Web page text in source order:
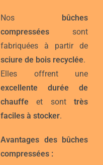
Nos bûches
compressées sont
fabriquées à partir de
sciure de bois recyclée.
Elles offrent une
excellente durée de
chauffe et sont très
faciles à stocker.
Avantages des bûches
compressées :